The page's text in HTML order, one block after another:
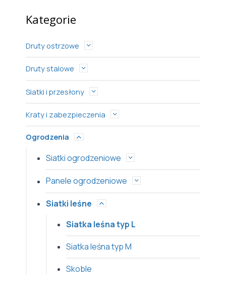
Kategorie
Druty ostrzowe
Druty stalowe
Siatki i przesłony
Kraty i zabezpieczenia
Ogrodzenia
Siatki ogrodzeniowe
Panele ogrodzeniowe
Siatki leśne
Siatka leśna typ L
Siatka leśna typ M
Skoble